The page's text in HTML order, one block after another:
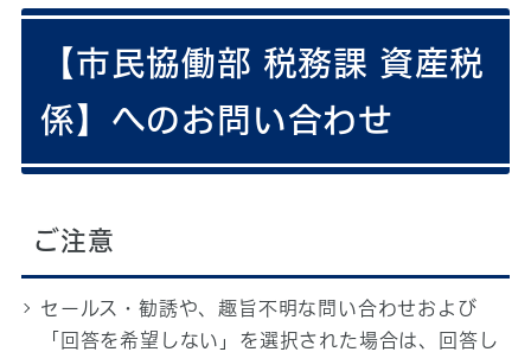
【市民協働部 税務課 資産税
係】へのお問い合わせ
ご注意
セールス・勧誘や、趣旨不明な問い合わせおよび
「回答を希望しない」を選択された場合は、回答し